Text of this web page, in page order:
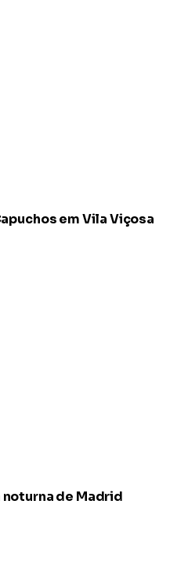
em Vila Viçosa
noturna de Madrid